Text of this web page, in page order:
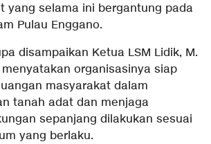
yang selama ini bergantung pada
Pulau Enggano.
disampaikan Ketua LSM Lidik, M.
menyatakan organisasinya siap
masyarakat dalam
tanah adat dan menjaga
sepanjang dilakukan sesuai
yang berlaku.